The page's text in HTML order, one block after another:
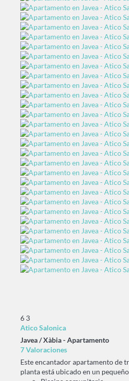
6 3
Atico Salonica
Javea / Xàbia -Apartamento
7 Valoraciones
Este encantador apartamento de
planta está ubicado en un